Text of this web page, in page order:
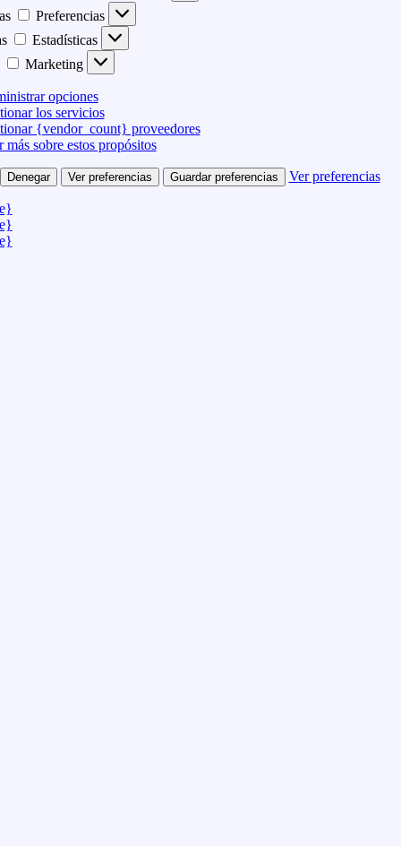
Preferencias
Estadísticas
Marketing
opciones
los servicios
{vendor_count} proveedores
más sobre estos propósitos
Denegar Ver preferencias Guardar preferencias Ver preferencias